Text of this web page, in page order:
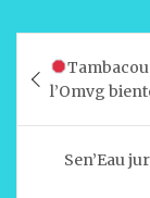
at
s
A
p
c
e
b
o
de
l’article
l’Omvg
Sen’Eau